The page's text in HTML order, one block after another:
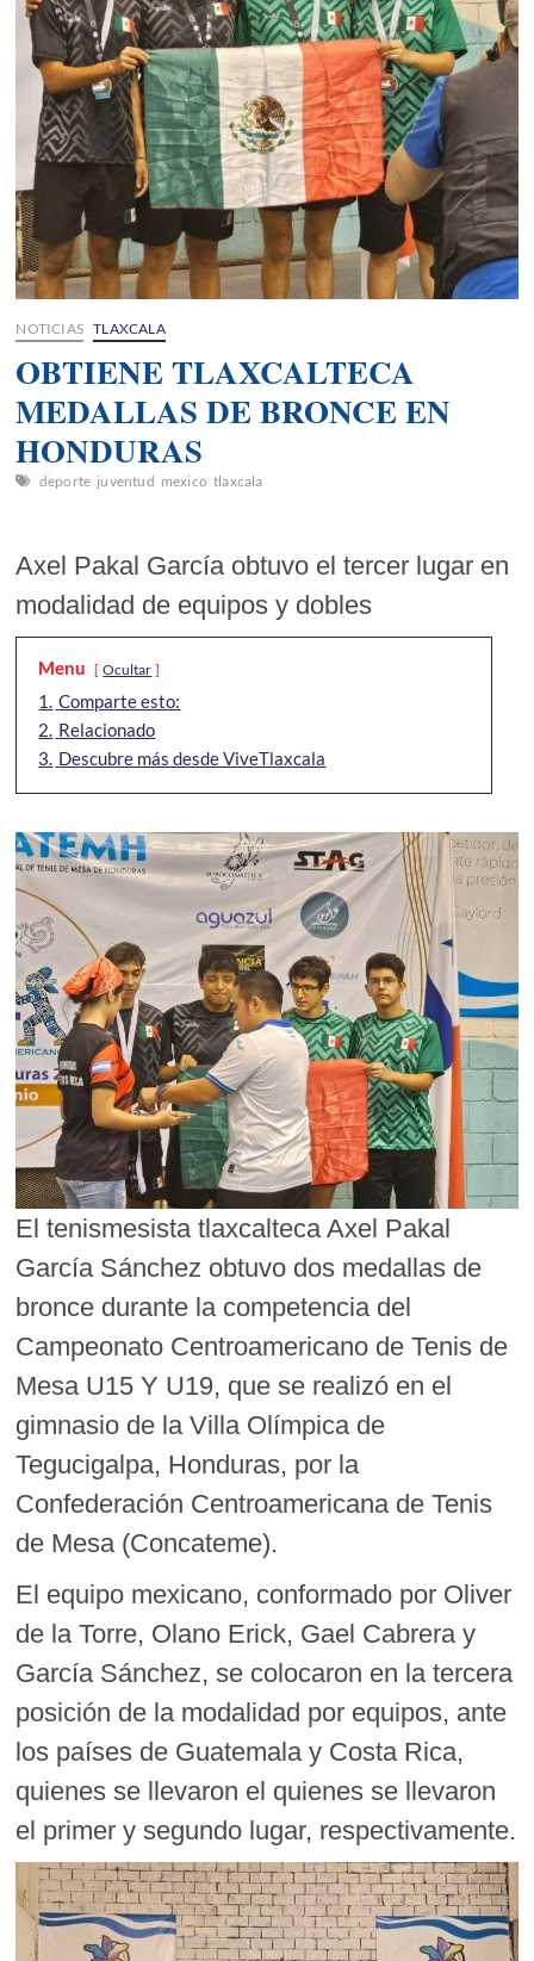
NOTICIAS TLAXCALA
OBTIENE TLAXCALTECA
MEDALLAS DE BRONCE EN
HONDURAS
deporte juventud mexico tlaxcala
Axel Pakal García obtuvo el tercer lugar en
modalidad de equipos y dobles
Menu Ocultar
1. Comparte esto:
2. Relacionado
3. Descubre más desde ViveTlaxcala
El tenismesista tlaxcalteca Axel Pakal
García Sánchez obtuvo dos medallas de
bronce durante la competencia del
Campeonato Centroamericano de Tenis de
Mesa U15 Y U19, que se realizó en el
gimnasio de la Villa Olímpica de
Tegucigalpa, Honduras, por la
Confederación Centroamericana de Tenis
de Mesa (Concateme).
El equipo mexicano, conformado por Oliver
de la Torre, Olano Erick, Gael Cabrera y
García Sánchez, se colocaron en la tercera
posición de la modalidad por equipos, ante
los países de Guatemala y Costa Rica,
quienes se llevaron el quienes se llevaron
el primer y segundo lugar, respectivamente.